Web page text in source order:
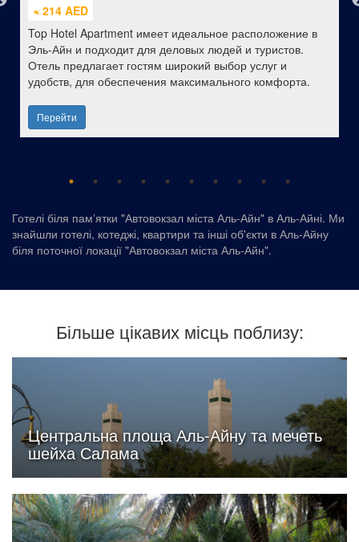
≈ 214 AED
Top Hotel Apartment имеет идеальное расположение в
Эль-Айн и подходит для деловых людей и туристов.
Отель предлагает гостям широкий выбор услуг и
удобств, для обеспечения максимального комфорта.
Перейти
Готелі біля памʼятки "Автовокзал міста Аль-Айн" в Аль-Айні. Ми
знайшли готелі, котеджі, квартири та інші об'єкти в Аль-Айну
біля поточної локації "Автовокзал міста Аль-Айн".
Більше цікавих місць поблизу:
Центральна площа Аль-Айну та мечеть
шейха Салама